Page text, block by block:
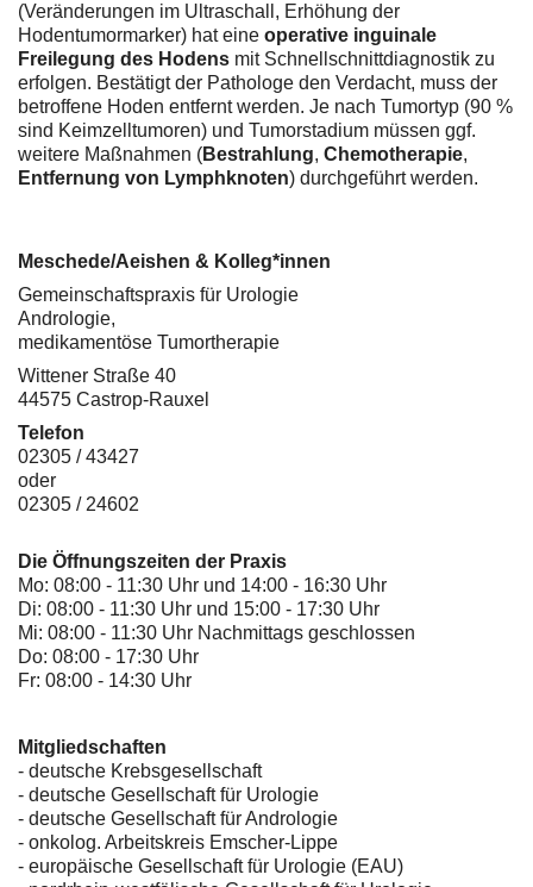
(Veränderungen im Ultraschall, Erhöhung der
Hodentumormarker) hat eine operative inguinale
Freilegung des Hodens mit Schnellschnittdiagnostik zu
erfolgen. Bestätigt der Pathologe den Verdacht, muss der
betroffene Hoden entfernt werden. Je nach Tumortyp (90 %
sind Keimzelltumoren) und Tumorstadium müssen ggf.
weitere Maßnahmen (Bestrahlung, Chemotherapie,
Entfernung von Lymphknoten) durchgeführt werden.
Meschede/Aeishen & Kolleg*innen
Gemeinschaftspraxis für Urologie
Andrologie,
medikamentöse Tumortherapie
Wittener Straße 40
44575 Castrop-Rauxel
Telefon
02305 / 43427
oder
02305 / 24602
Die Öffnungszeiten der Praxis
Mo: 08:00 - 11:30 Uhr und 14:00 - 16:30 Uhr
Di: 08:00 - 11:30 Uhr und 15:00 - 17:30 Uhr
Mi: 08:00 - 11:30 Uhr Nachmittags geschlossen
Do: 08:00 - 17:30 Uhr
Fr: 08:00 - 14:30 Uhr
Mitgliedschaften
- deutsche Krebsgesellschaft
- deutsche Gesellschaft für Urologie
- deutsche Gesellschaft für Andrologie
- onkolog. Arbeitskreis Emscher-Lippe
- europäische Gesellschaft für Urologie (EAU)